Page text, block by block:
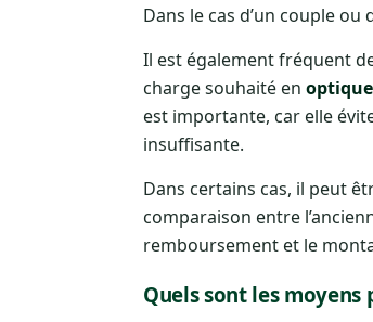
Dans le cas d’un couple
Il est également fréquent
charge souhaité en optique
est importante, car elle
insuffisante.
Dans certains cas, il peut
comparaison entre
remboursement et le
Quels sont les